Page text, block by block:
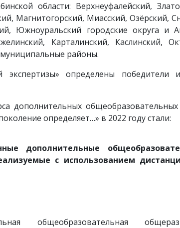
области: Верхнеуфалейский,
Магнитогорский, Миасский, Озёрский,
Южноуральский городские округа и
Карталинский, Каслинский,
районы.
экспертизы» определены победители
дополнительных
определяет…» в 2022 году стали:
дополнительные
с использованием
общеобразовательная